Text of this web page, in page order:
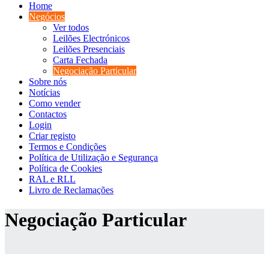
Home
Negócios
Ver todos
Leilões Electrónicos
Leilões Presenciais
Carta Fechada
Negociação Particular
Sobre nós
Notícias
Como vender
Contactos
Login
Criar registo
Termos e Condições
Política de Utilização e Segurança
Política de Cookies
RAL e RLL
Livro de Reclamações
Negociação Particular